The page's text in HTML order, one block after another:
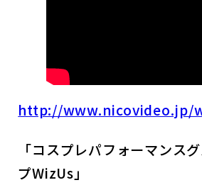
http://www.nicovideo.jp/
「コスプレパフォーマンス
プWizUs」